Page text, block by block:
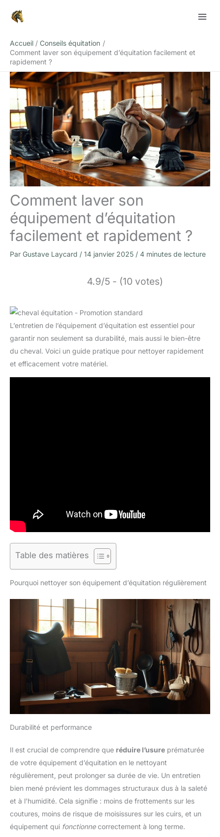
Accueil
Conseils équitation
Comment laver son équipement d’équitation facilement et
rapidement ?
Comment laver son
équipement d’équitation
facilement et rapidement ?
Par Gustave Laycard / 14 janvier 2025 / 4 minutes de lecture
4.9/5 - (10 votes)
L’entretien de l’équipement d’équitation est essentiel pour
garantir non seulement sa durabilité, mais aussi le bien-être
du cheval. Voici un guide pratique pour nettoyer rapidement
et efficacement votre matériel.
Table des matières
Pourquoi nettoyer son équipement d’équitation régulièrement
Durabilité et performance
Il est crucial de comprendre que réduire l’usure prématurée
de votre équipement d’équitation en le nettoyant
régulièrement, peut prolonger sa durée de vie. Un entretien
bien mené prévient les dommages structuraux dus à la saleté
et à l’humidité. Cela signifie : moins de frottements sur les
coutures, moins de risque de moisissures sur les cuirs, et un
équipement qui fonctionnecorrectement à long terme.